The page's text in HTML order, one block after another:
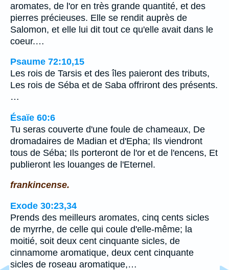
aromates, de l'or en très grande quantité, et des
pierres précieuses. Elle se rendit auprès de
Salomon, et elle lui dit tout ce qu'elle avait dans le
coeur.…
Psaume 72:10,15
Les rois de Tarsis et des îles paieront des tributs,
Les rois de Séba et de Saba offriront des présents.
…
Ésaïe 60:6
Tu seras couverte d'une foule de chameaux, De
dromadaires de Madian et d'Epha; Ils viendront
tous de Séba; Ils porteront de l'or et de l'encens, Et
publieront les louanges de l'Eternel.
frankincense.
Exode 30:23,34
Prends des meilleurs aromates, cinq cents sicles
de myrrhe, de celle qui coule d'elle-même; la
moitié, soit deux cent cinquante sicles, de
cinnamome aromatique, deux cent cinquante
sicles de roseau aromatique,…